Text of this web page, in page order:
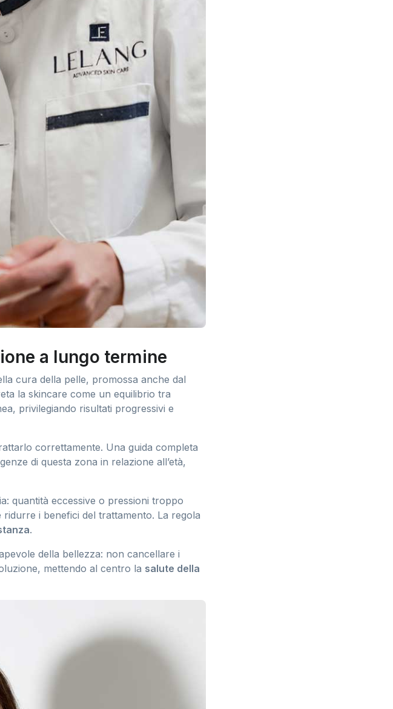
a lungo termine
cura della pelle, promossa anche dal
la skincare come un equilibrio tra
privilegiando risultati progressivi e
correttamente. Una guida completa
di questa zona in relazione all’età,
quantità eccessive o pressioni troppo
i benefici del trattamento. La regola
.
della bellezza: non cancellare i
mettendo al centro la salute della